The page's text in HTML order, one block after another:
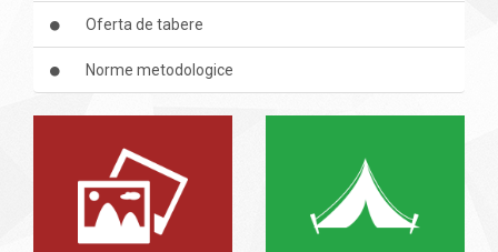
Oferta de tabere
Norme metodologice